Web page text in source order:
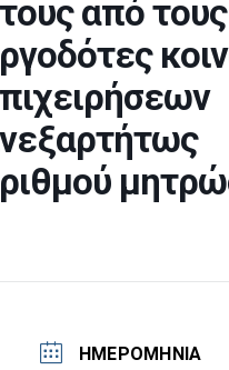
από τους
ΗΜΕΡΟΜΗΝΊΑ